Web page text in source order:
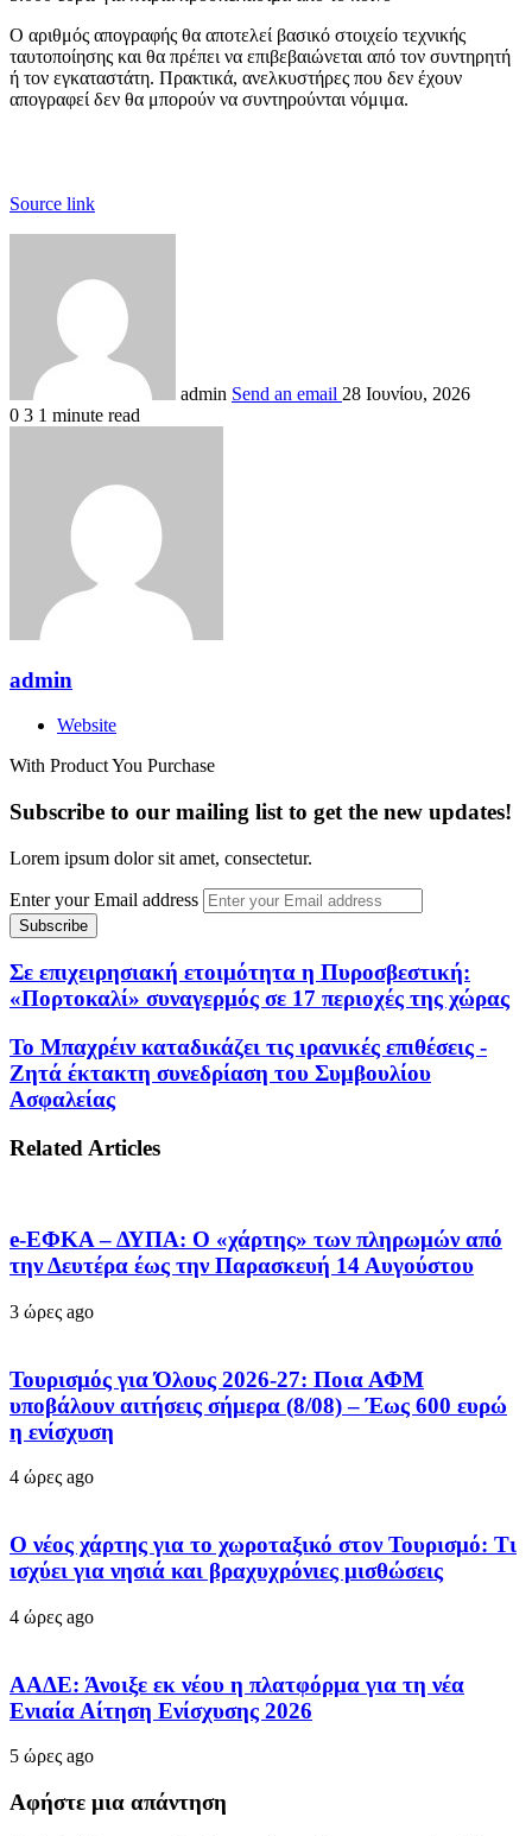
Ο αριθμός απογραφής θα αποτελεί βασικό στοιχείο τεχνικής
ταυτοποίησης και θα πρέπει να επιβεβαιώνεται από τον συντηρητή
ή τον εγκαταστάτη. Πρακτικά, ανελκυστήρες που δεν έχουν
απογραφεί δεν θα μπορούν να συντηρούνται νόμιμα.
Source link
admin Send an email 28 Ιουνίου, 2026
0 3 1 minute read
admin
Website
With Product You Purchase
Subscribe to our mailing list to get the new updates!
Lorem ipsum dolor sit amet, consectetur.
Enter your Email address
Σε επιχειρησιακή ετοιμότητα η Πυροσβεστική:
«Πορτοκαλί» συναγερμός σε 17 περιοχές της χώρας
Το Μπαχρέιν καταδικάζει τις ιρανικές επιθέσεις -
Ζητά έκτακτη συνεδρίαση του Συμβουλίου
Ασφαλείας
Related Articles
e-ΕΦΚΑ – ΔΥΠΑ: Ο «χάρτης» των πληρωμών από
την Δευτέρα έως την Παρασκευή 14 Αυγούστου
3 ώρες ago
Τουρισμός για Όλους 2026-27: Ποια ΑΦΜ
υποβάλουν αιτήσεις σήμερα (8/08) – Έως 600 ευρώ
η ενίσχυση
4 ώρες ago
Ο νέος χάρτης για το χωροταξικό στον Τουρισμό: Τι
ισχύει για νησιά και βραχυχρόνιες μισθώσεις
4 ώρες ago
ΑΑΔΕ: Άνοιξε εκ νέου η πλατφόρμα για τη νέα
Ενιαία Αίτηση Ενίσχυσης 2026
5 ώρες ago
Αφήστε μια απάντηση